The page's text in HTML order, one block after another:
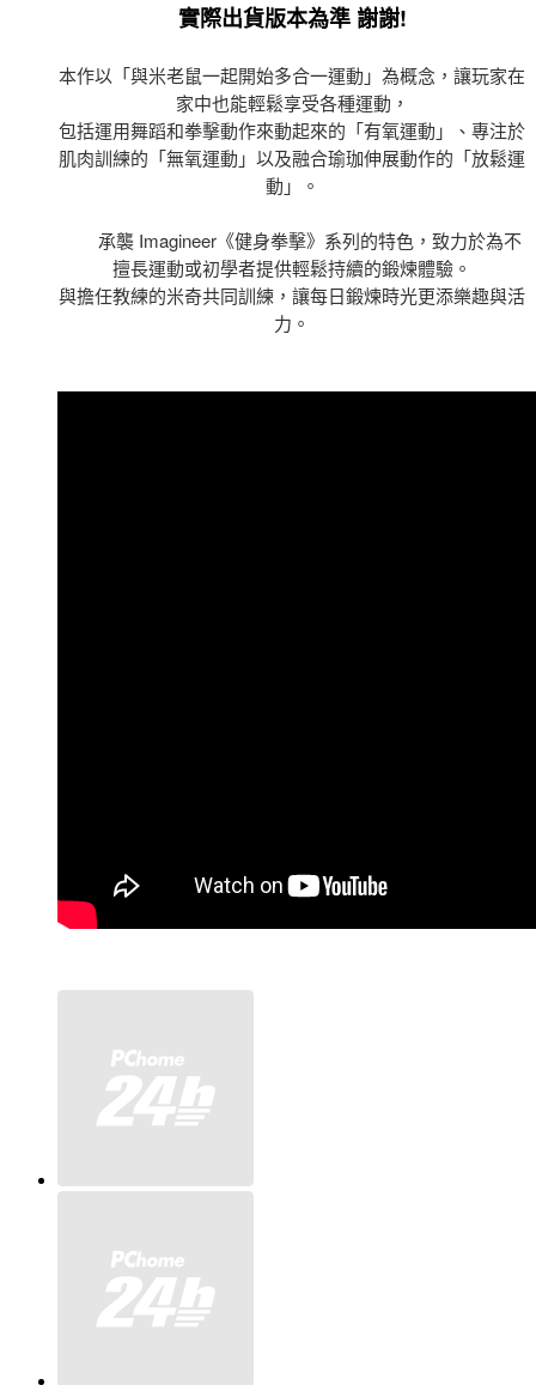
實際出貨版本為準 謝謝!
本作以「與米老鼠一起開始多合一運動」為概念，讓玩家在
家中也能輕鬆享受各種運動，
包括運用舞蹈和拳擊動作來動起來的「有氧運動」、專注於
肌肉訓練的「無氧運動」以及融合瑜珈伸展動作的「放鬆運
動」。
承襲 Imagineer《健身拳擊》系列的特色，致力於為不
擅長運動或初學者提供輕鬆持續的鍛煉體驗。
與擔任教練的米奇共同訓練，讓每日鍛煉時光更添樂趣與活
力。